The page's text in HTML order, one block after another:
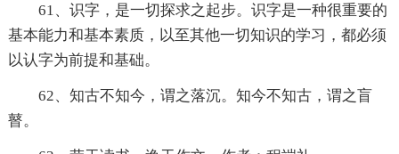
61、识字，是一切探求之起步。识字是一种很重要的
基本能力和基本素质，以至其他一切知识的学习，都必须
以认字为前提和基础。
62、知古不知今，谓之落沉。知今不知古，谓之盲
瞽。